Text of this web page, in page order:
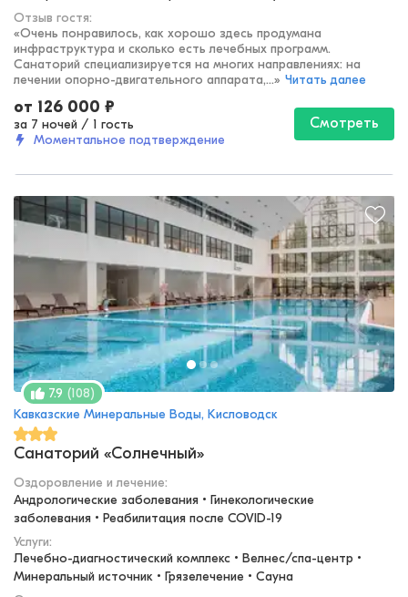
Отзыв гостя:
«Очень понравилось, как хорошо здесь продумана
инфраструктура и сколько есть лечебных программ.
Санаторий специализируется на многих направлениях: на
лечении опорно-двигательного аппарата,...» Читать далее
от 126 000 ₽
за 7 ночей / 1 гость
Моментальное подтверждение
Смотреть
7.9 (108)
Кавказские Минеральные Воды, Кисловодск
Санаторий «Солнечный»
Оздоровление и лечение:
Андрологические заболевания • Гинекологические
заболевания • Реабилитация после COVID-19
Услуги:
Лечебно-диагностический комплекс • Велнес/спа-центр •
Минеральный источник • Грязелечение • Сауна